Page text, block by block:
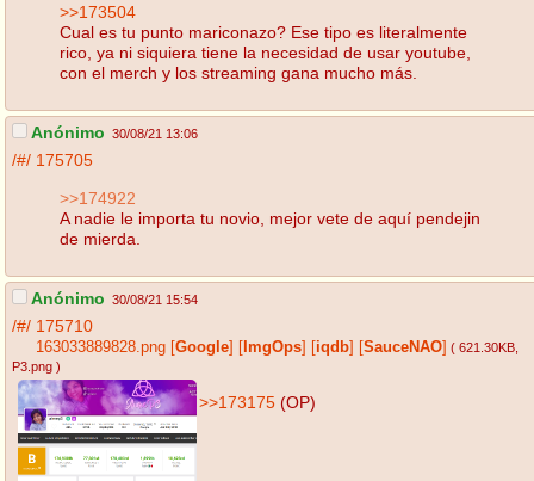
>>173504
Cual es tu punto mariconazo? Ese tipo es literalmente
rico, ya ni siquiera tiene la necesidad de usar youtube,
con el merch y los streaming gana mucho más.
Anónimo 30/08/21 13:06
/#/ 175705
>>174922
A nadie le importa tu novio, mejor vete de aquí pendejin
de mierda.
Anónimo 30/08/21 15:54
/#/ 175710
163033889828.png Google ImgOps iqdb SauceNAO ( 621.30KB
P3.png )
>>173175 (OP)